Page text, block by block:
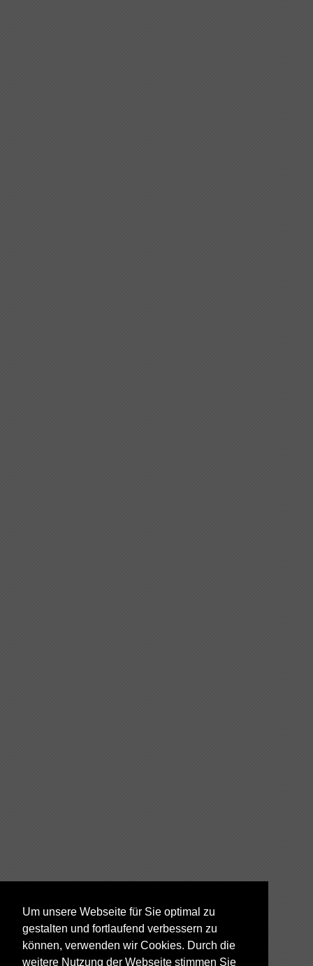
Um unsere Webseite für Sie optimal zu
gestalten und fortlaufend verbessern zu
können, verwenden wir Cookies. Durch die
weitere Nutzung der Webseite stimmen Sie